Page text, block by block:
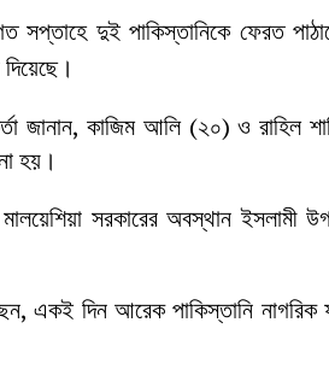
প্রার্থী আতিকুল ইসলামের ঈদ সামগ্রী
জাল দলিলে নামজারি ॥ এসিল্যান্ড অফিসে ভয়াবহ
সপ্তাহে দুই পাকিস্তানিকে ফেরত
জানান, কাজিম আলি (২০) ও
হয়।
সরকারের অবস্থান ইসলামী
একই দিন আরেক পাকিস্তানি